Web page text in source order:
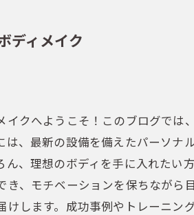
ディメイク
クへようこそ！このブログで
は、最新の設備を備えたパーソ
、理想のボディを手に入れた
、モチベーションを保ちなが
します。成功事例やトレーニ